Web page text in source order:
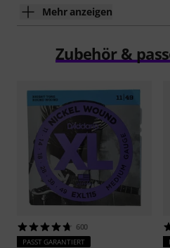
Mehr anzeigen
Zubehör &
600
PASST GARANTIERT